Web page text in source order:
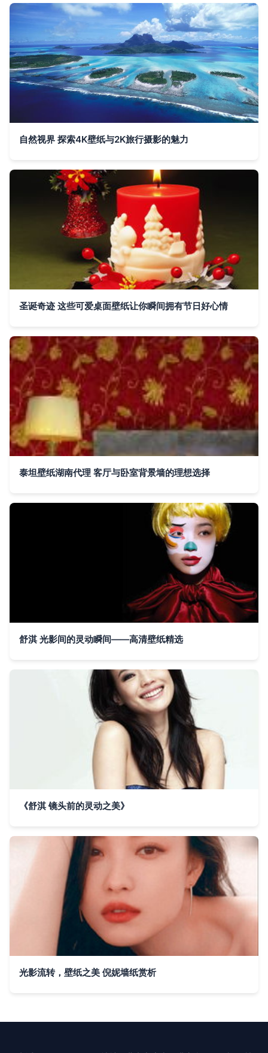
自然视界 探索4K壁纸与2K旅行摄影的魅力
圣诞奇迹 这些可爱桌面壁纸让你瞬间拥有节日好心情
泰坦壁纸湖南代理 客厅与卧室背景墙的理想选择
舒淇 光影间的灵动瞬间——高清壁纸精选
《舒淇 镜头前的灵动之美》
光影流转，壁纸之美 倪妮墙纸赏析